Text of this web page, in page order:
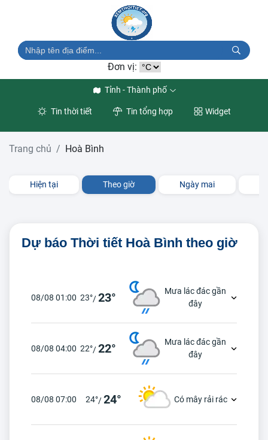
Đơn vị:
Tỉnh - Thành phố
Tin thời tiết Tin tổng hợp Widget
Trang chủ Hoà Bình
Hiện tại Theo giờ Ngày mai
Dự báo Thời tiết Hoà Bình theo giờ
08/08 01:00 23°/23°
Mưa lác đác gần
đây
08/08 04:00 22°/22°
Mưa lác đác gần
đây
08/08 07:00 24°/24° Có mây rải rác